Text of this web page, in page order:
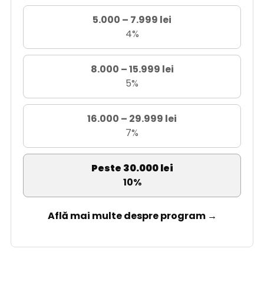
5.000 – 7.999 lei
4%
8.000 – 15.999 lei
5%
16.000 – 29.999 lei
7%
Peste 30.000 lei
10%
Află mai multe despre program →